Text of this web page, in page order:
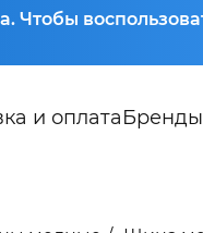
Чтобы
и оплатаБренды